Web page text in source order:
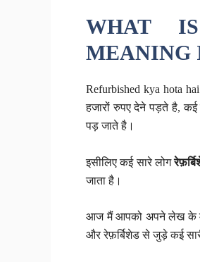
WHAT
MEANING
Refurbished kya hota
हजारों रुपए देने पड़ते है,
पड़ जाते है।
इसीलिए कई सारे लोग
जाता है।
आज मैं आपको अपने लेख के
और रेफ़र्बिशेड से जुड़े कई